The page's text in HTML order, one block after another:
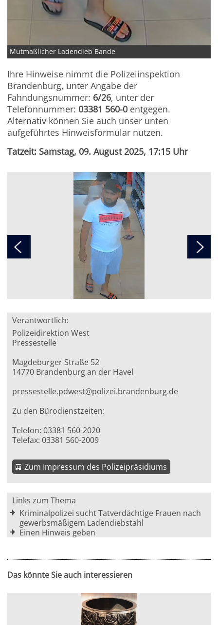
Mutmaßlicher Ladendieb Bande
Ihre Hinweise nimmt die Polizeiinspektion
Brandenburg, unter Angabe der
Fahndungsnummer: 6/26, unter der
Telefonnummer: 03381 560-0 entgegen.
Alternativ können Sie auch unser unten
aufgeführtes Hinweisformular nutzen.
Tatzeit: Samstag, 09. August 2025, 17:15 Uhr
Verantwortlich:
Polizeidirektion West
Pressestelle
Magdeburger Straße 52
14770 Brandenburg an der Havel
pressestelle.pdwest@polizei.brandenburg.de
Zu den Bürodienstzeiten:
Telefon: 03381 560-2020
Telefax: 03381 560-2009
Zum Impressum des Polizeipräsidiums
Links zum Thema
Kriminalpolizei sucht Tatverdächtige Frauen nach
gewerbsmäßigem Ladendiebstahl
Einen Hinweis geben
Das könnte Sie auch interessieren